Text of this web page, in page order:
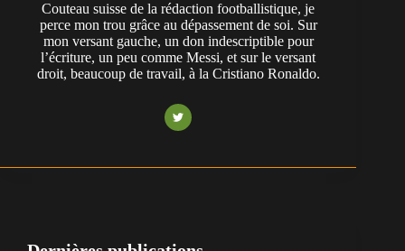
Couteau suisse de la rédaction footballistique, je
perce mon trou grâce au dépassement de soi. Sur
mon versant gauche, un don indescriptible pour
l’écriture, un peu comme Messi, et sur le versant
droit, beaucoup de travail, à la Cristiano Ronaldo.